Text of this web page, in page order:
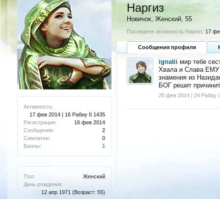
Активность:
17 фев 2014 | 16 Рабиу II 1435
Регистрация:
16 фев 2014
Сообщения:
2
Симпатии:
0
Баллы:
1
Пол:
Женский
День рождения:
12 апр 1971 (Возраст: 55)
Наргиз
Новичок , Женский, 55
Последняя активность Наргиз: 17
Сообщения профиля
ignatii мир тебе
Хвала и Слава ЕМУ
знамения из
БОГ решит
25 фев 2014 | 24 Рабиу